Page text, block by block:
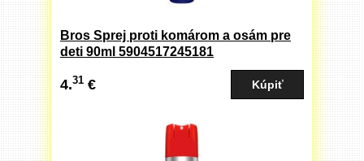
Bros Sprej proti komárom a osám pre
deti 90ml 5904517245181
4.31 €